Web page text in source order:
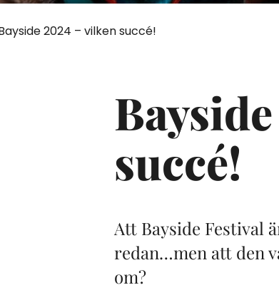
2024 – vilken succé!
succé!
Att Bayside Festival
redan…men att den
om?